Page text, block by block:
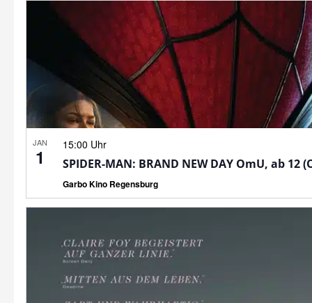
JAN
1
15:00 Uhr
SPIDER-MAN: BRAND NEW DAY OmU, ab 12
Garbo Kino Regensburg